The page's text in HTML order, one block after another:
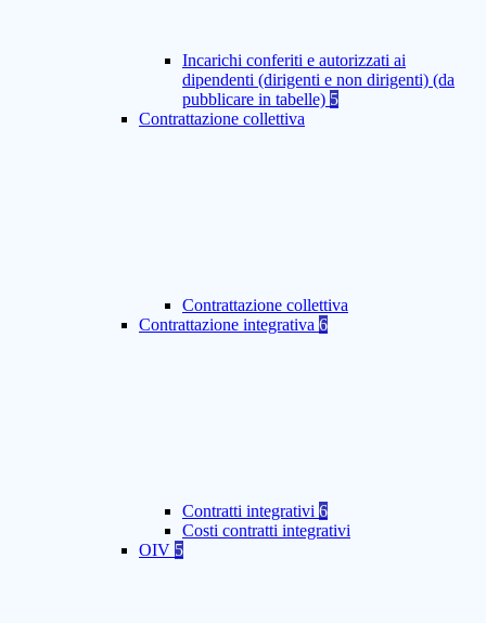
Incarichi conferiti e autorizzati ai
dipendenti (dirigenti e non dirigenti) (da
pubblicare in tabelle) 5
Contrattazione collettiva
Contrattazione collettiva
Contrattazione integrativa 6
Contratti integrativi 6
Costi contratti integrativi
OIV 5